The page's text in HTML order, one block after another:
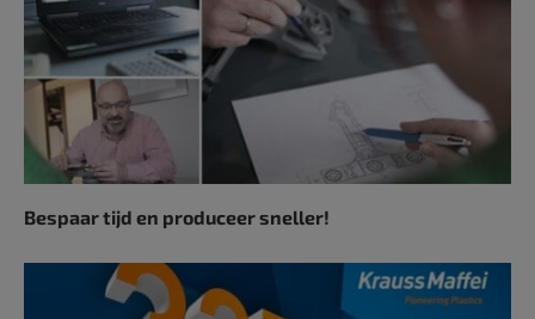
Bespaar tijd en produceer sneller!